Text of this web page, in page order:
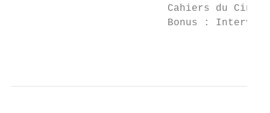
Cahiers du
Bonus :